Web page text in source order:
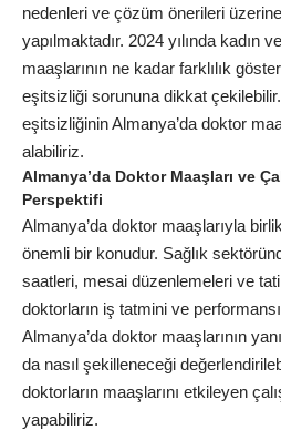
nedenleri ve çözüm önerileri
yapılmaktadır. 2024 yılında kadın
maaşlarının ne kadar farklılık
eşitsizliği sorununa dikkat
eşitsizliğinin Almanya’da doktor
alabiliriz.
Almanya’da Doktor Maaşları ve
Perspektifi
Almanya’da doktor maaşlarıyla
önemli bir konudur. Sağlık
saatleri, mesai düzenlemeleri ve
doktorların iş tatmini ve
Almanya’da doktor maaşlarının
da nasıl şekilleneceği
doktorların maaşlarını etkileyen
yapabiliriz.